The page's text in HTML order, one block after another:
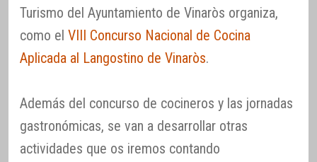
Turismo del Ayuntamiento de Vinaròs organiza,
como el VIII Concurso Nacional de Cocina
Aplicada al Langostino de Vinaròs.
Además del concurso de cocineros y las jornadas
gastronómicas, se van a desarrollar otras
actividades que os iremos contando